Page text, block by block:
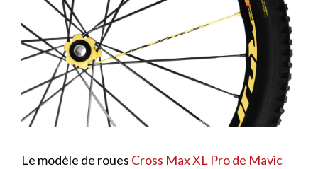
Le modèle de roues Cross Max XL Pro de Mavic